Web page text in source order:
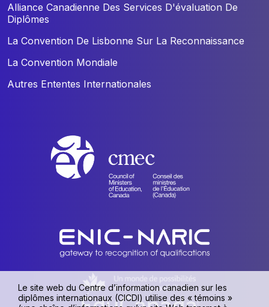
Alliance Canadienne Des Services D'évaluation De
Diplômes
La Convention De Lisbonne Sur La Reconnaissance
La Convention Mondiale
Autres Ententes Internationales
Le site web du Centre d’information canadien sur les
diplômes internationaux (CICDI) utilise des « témoins »